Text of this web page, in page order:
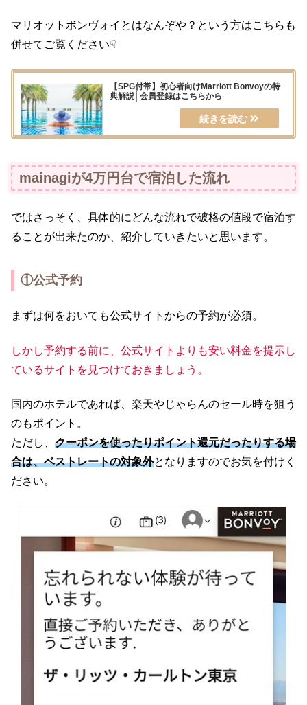
マリオットボンヴォイとはなんぞや？という方はこちらも
併せてご覧ください☟
【SPG付帯】初心者向けMarriott Bonvoyの特
典解説│会員登録はこちらから
mainagiが4万円台で宿泊した流れ
ではさっそく、具体的にどんな流れで破格の値段で宿泊す
ることが出来たのか、紹介していきたいと思います。
①公式予約
まずは何をおいても公式サイトからの予約が必須。
しかし予約する前に、公式サイトよりも安い料金を提示し
ているサイトを見つけておきましょう。
国内のホテルであれば、楽天やじゃらんのセール時を狙う
のもポイント。
ただし、 クーポンを使ったりポイント還元だったりする場
合は、ベストレートの対象外となりますのでお気を付けく
ださい。